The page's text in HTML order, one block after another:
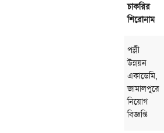
চাকরির
শিরোনাম
পল্লী
উন্নয়ন
একাডেমি,
জামালপুরে
নিয়োগ
বিজ্ঞপ্তি